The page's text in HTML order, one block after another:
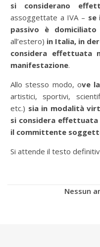
si considerano
assoggettate a IVA – se
passivo è
all’estero) in Italia, in
considera effettuata
manifestazione.
Allo stesso modo, ove
artistici, sportivi,
etc.) sia in modalità
si considera
il committente
Si attende il testo
Nessun